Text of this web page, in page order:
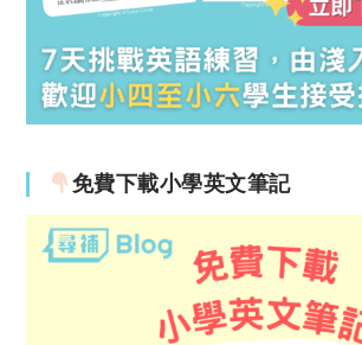
免費下載小學英文筆記